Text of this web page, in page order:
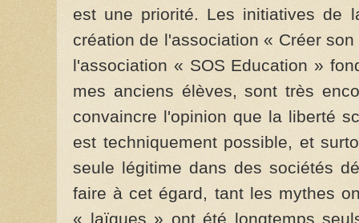
est une priorité. Les initiatives de
création de l'association « Créer
l'association « SOS Education »
mes anciens élèves, sont très
convaincre l'opinion que la liberté
est techniquement possible, et
seule légitime dans des sociétés
faire à cet égard, tant les mythes
« laïques » ont été longtemps